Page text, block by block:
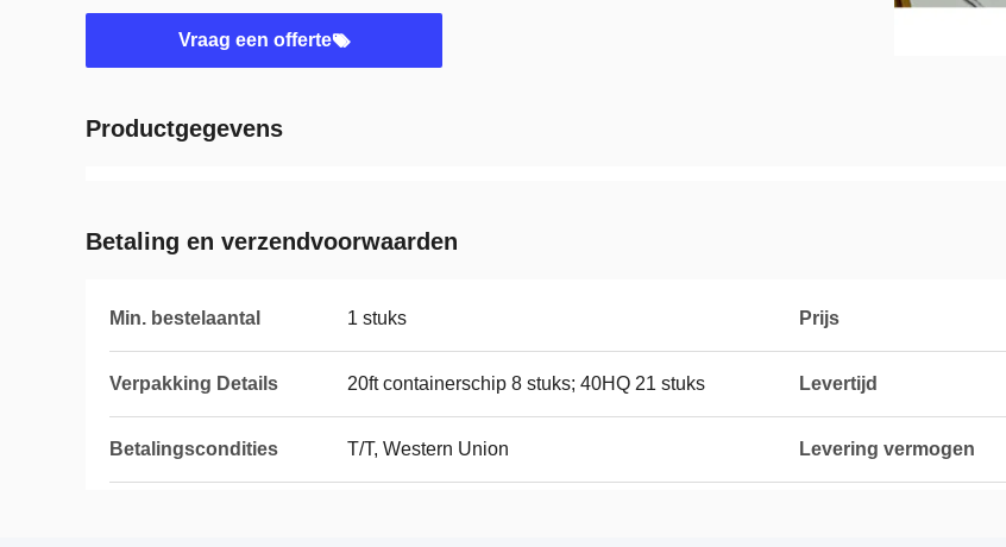
Vraag een offerte
Productgegevens
Betaling en verzendvoorwaarden
Min. bestelaantal 1 stuks Prijs
Verpakking Details 20ft containerschip 8 stuks; 40HQ 21 stuks Levertijd
Betalingscondities T/T, Western Union Levering vermogen